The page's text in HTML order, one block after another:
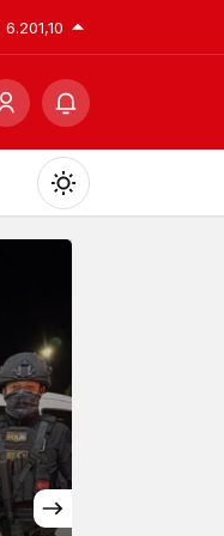
6.201,10
Mod
değiştir